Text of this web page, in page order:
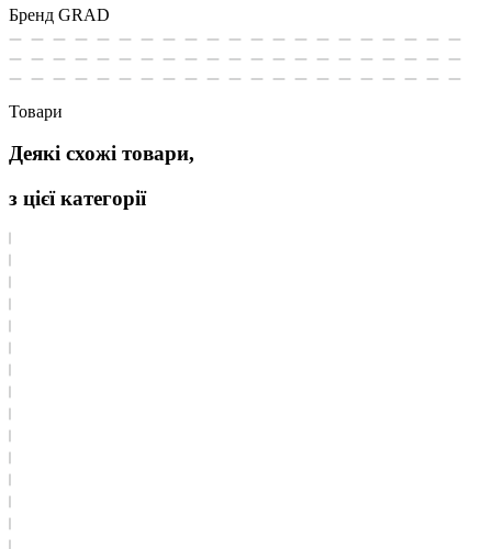
Бренд GRAD
Товари
Деякі схожі товари,
з цієї категорії